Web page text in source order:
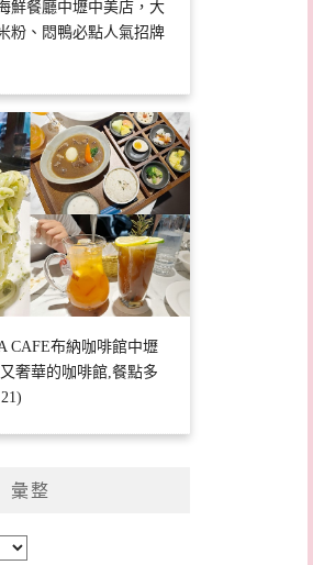
鮮餐廳中壢中美店，大
粉、悶鴨必點人氣招牌
CAFE布納咖啡館中壢
奢華的咖啡館,餐點多
彙整